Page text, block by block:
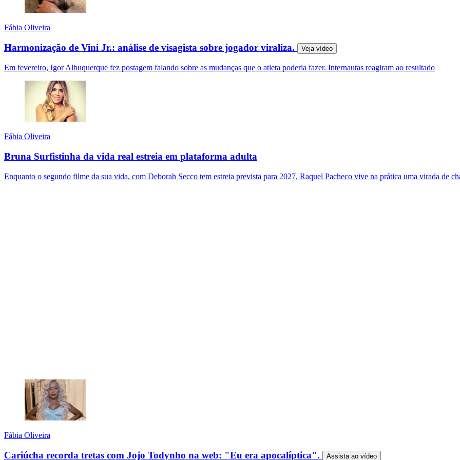
Fábia Oliveira
Harmonização de Vini Jr.: análise de visagista sobre jogador viraliza. Veja vídeo
Em fevereiro, Igor Albuquerque fez postagem falando sobre as mudanças que o atleta poderia fazer. Internautas reagiram ao resultado
Fábia Oliveira
Bruna Surfistinha da vida real estreia em plataforma adulta
Enquanto o segundo filme da sua vida, com Deborah Secco tem estreia prevista para 2027, Raquel Pacheco vive na prática uma virada de
Fábia Oliveira
Cariúcha recorda tretas com Jojo Todynho na web: "Eu era apocalíptica". Assista ao vídeo